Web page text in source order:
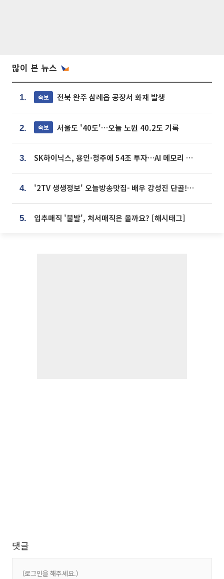
많이 본 뉴스
1. 속보 전북 완주 삼례읍 공장서 화재 발생
2. 속보 서울도 '40도'…오늘 노원 40.2도 기록
3. SK하이닉스, 용인·청주에 54조 투자…AI 메모리 생산기지 키운다
4. '2TV 생생정보' 오늘방송맛집- 배우 강성진 단골! 쌀국수ㆍ푸팟퐁 커리 맛집 '블○○○'
5. 입추매직 '불발', 처서매직은 올까요? [해시태그]
댓글